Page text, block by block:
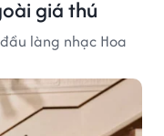
giá thú
làng nhạc Hoa